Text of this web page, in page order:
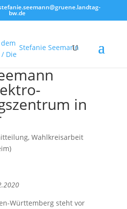
bw.de
Stefanie Seemann
in
, Wahlkreisarbeit
Württemberg steht vor